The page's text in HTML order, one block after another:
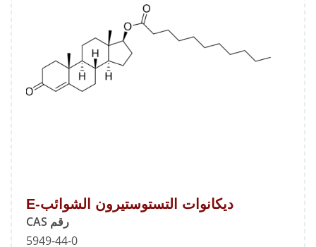
ديكانوات التستوستيرون الشوائب-E
رقم CAS
5949-44-0